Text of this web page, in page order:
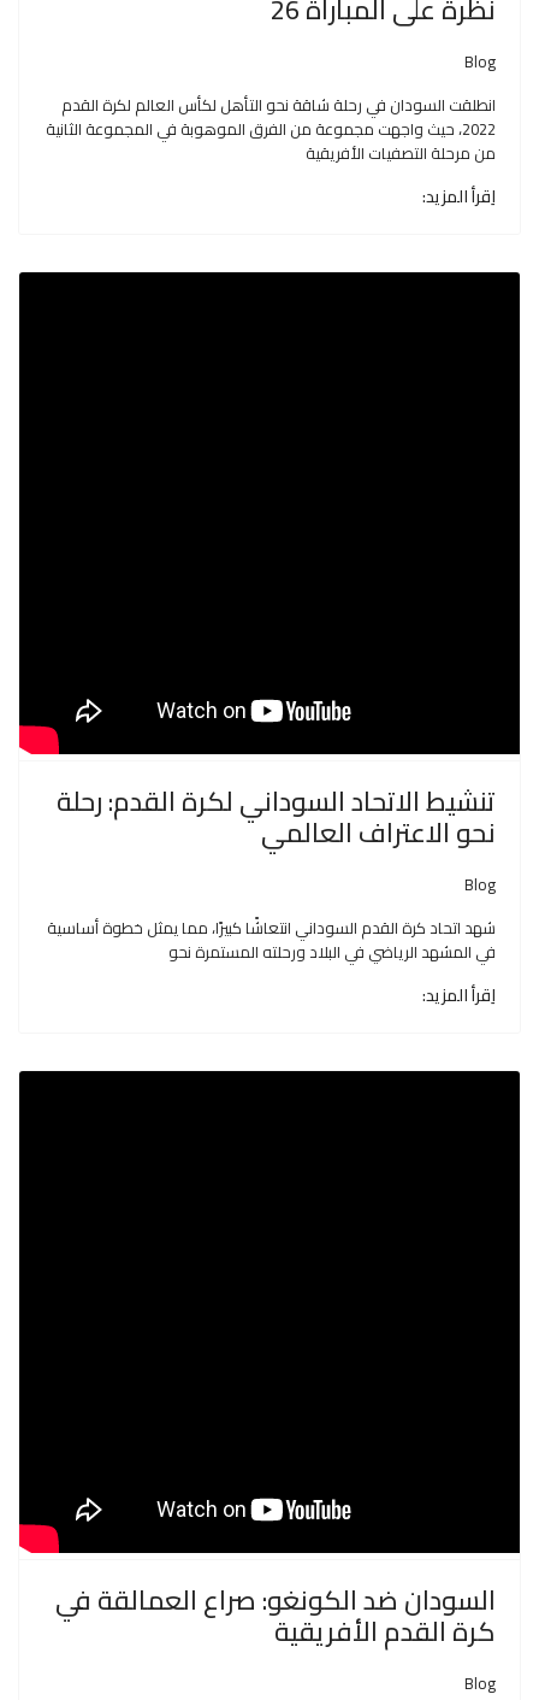
Blog
انطلقت السودان في رحلة شاقة نحو التأهل لكأس العالم لكرة القدم
2022، حيث واجهت مجموعة من الفرق الموهوبة في المجموعة الثانية
من مرحلة التصفيات الأفريقية
اِقرأ المزيد:
تنشيط الاتحاد السوداني لكرة القدم: رحلة
نحو الاعتراف العالمي
Blog
شهد اتحاد كرة القدم السوداني انتعاشًا كبيرًا، مما يمثل خطوة أساسية
في المشهد الرياضي في البلاد ورحلته المستمرة نحو
اِقرأ المزيد:
السودان ضد الكونغو: صراع العمالقة في
كرة القدم الأفريقية
Blog